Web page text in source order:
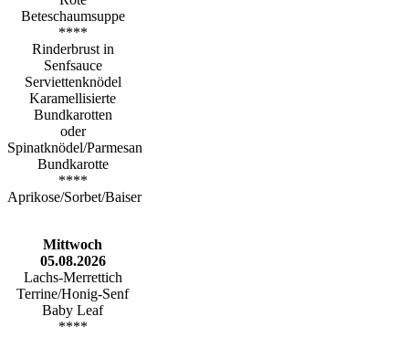
Beteschaumsuppe
****
Rinderbrust in
Senfsauce
Serviettenknödel
Karamellisierte
Bundkarotten
oder
Spinatknödel/Parmesan
Bundkarotte
****
Aprikose/Sorbet/Baiser
Mittwoch
05.08.2026
Lachs-Merrettich
Terrine/Honig-Senf
Baby Leaf
****